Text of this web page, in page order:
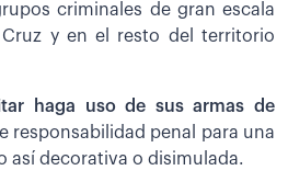
criminales de gran escala
y en el resto del territorio
haga uso de sus armas de
responsabilidad penal para una
así decorativa o disimulada.